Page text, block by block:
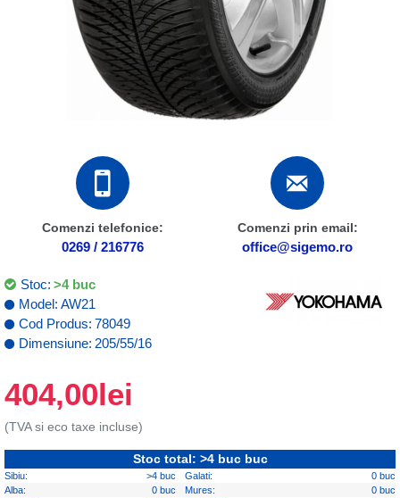
Comenzi telefonice:
0269 / 216776
Comenzi prin email:
office@sigemo.ro
404,00lei
(TVA si eco taxe incluse)
Stoc: >4 buc
Model: AW21
Cod Produs: 78049
Dimensiune: 205/55/16
Stoc total: >4 buc buc
Sibiu: >4 buc Galati:
0 buc
Alba:
0 buc Mures:
0 buc